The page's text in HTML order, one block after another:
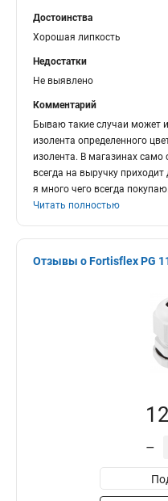
Достоинства
Хорошая липкость
Недостатки
Не выявлено
Комментарий
Бываю такие случаи может
изолента определенного
изолента. В магазинах само
всегда на выручку
я много чего всегда
Читать полностью
Отзывы о Fortisflex PG
–